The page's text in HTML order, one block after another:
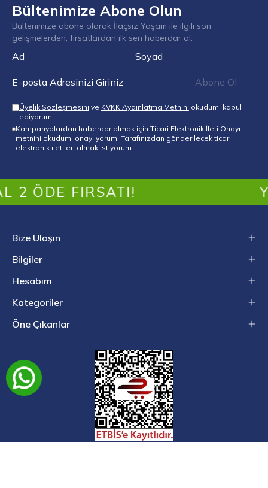
Bültenimize Abone Olun
Bültenimize abone olarak İlaçsız Yaşam ile ilgili son
gelişmelerden, fırsatlardan ilk sen haberdar ol.
Abone Ol
Üyelik Sözleşmesini ve KVKK Aydınlatma Metnini okudum, kabul
ediyorum.
Kampanyalardan haberdar olmak için Ticari Elektronik İleti Onayı
metnini okudum, onaylıyorum. Tarafınızdan gönderilecek ticari
elektronik iletileri almak istiyorum.
2 ÖDE FIRSATI!
Bize Ulaşın
Bilgiler
Hesabım
Kategoriler
Öne Çıkanlar